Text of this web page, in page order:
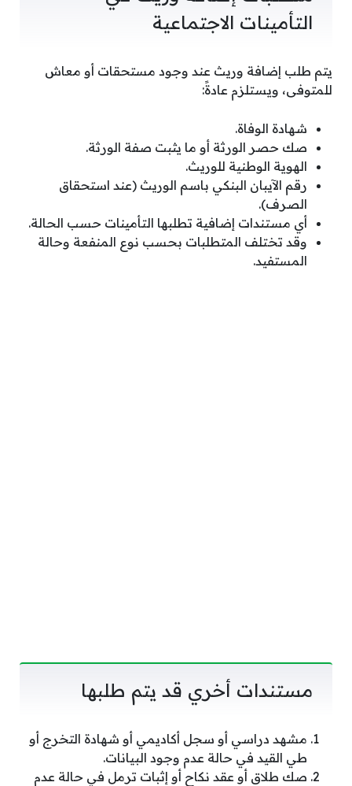
التأمينات الاجتماعية
يتم طلب إضافة وريث عند وجود مستحقات أو معاش
للمتوفى، ويستلزم عادةً:
شهادة الوفاة.
صك حصر الورثة أو ما يثبت صفة الورثة.
الهوية الوطنية للوريث.
رقم الآيبان البنكي باسم الوريث (عند استحقاق
الصرف).
أي مستندات إضافية تطلبها التأمينات حسب الحالة.
وقد تختلف المتطلبات بحسب نوع المنفعة وحالة
المستفيد.
مستندات أخري قد يتم طلبها
مشهد دراسي أو سجل أكاديمي أو شهادة التخرج أو
طي القيد في حالة عدم وجود البيانات.
صك طلاق أو عقد نكاح أو إثبات ترمل في حالة عدم